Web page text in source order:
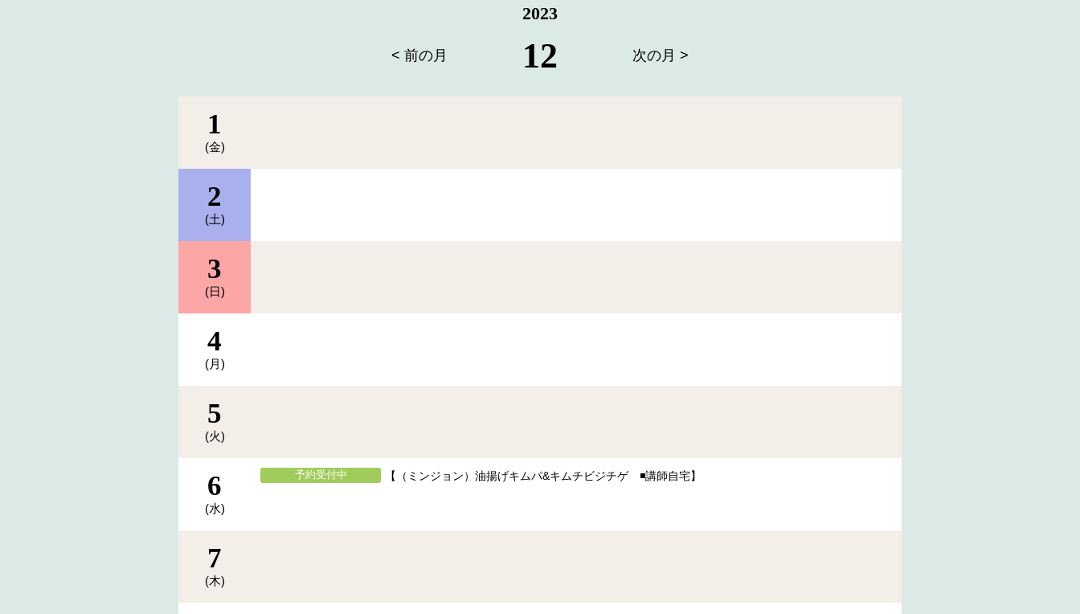
< 前の月
2023
12 次の月 >
1
(金)
2
(土)
3
(日)
4
(月)
5
(火)
6
(水)
予約受付中 【（ミンジョン）油揚げキムパ&キムチビジチゲ ◾️講師自宅】
7
(木)